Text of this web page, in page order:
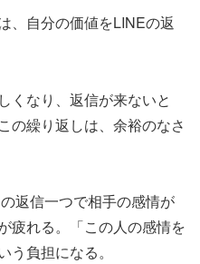
、自分の価値をLINEの返
くなり、返信が来ないと
の繰り返しは、余裕のなさ
返信一つで相手の感情が
疲れる。「この人の感情を
負担になる。